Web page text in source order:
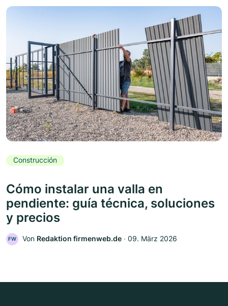
Construcción
Cómo instalar una valla en
pendiente: guía técnica, soluciones
y precios
FW Von Redaktion firmenweb.de ‧ 09. März 2026